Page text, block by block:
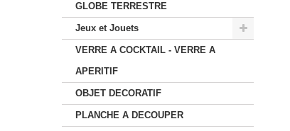
GLOBE TERRESTRE
Jeux et Jouets
VERRE A COCKTAIL - VERRE A
APERITIF
OBJET DECORATIF
PLANCHE A DECOUPER